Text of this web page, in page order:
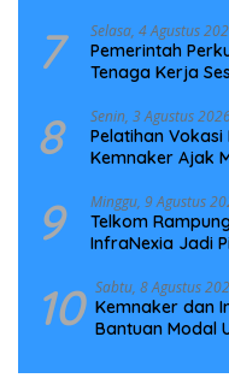
7 Selasa, 4 Agustus
Pemerintah
Tenaga Kerja
8 Senin, 3 Agustus
Pelatihan
Kemnaker Ajak
9 Minggu, 9 Agustus
Telkom
InfraNexia Jadi
10 Sabtu, 8 Agustus
Kemnaker dan
Bantuan Modal